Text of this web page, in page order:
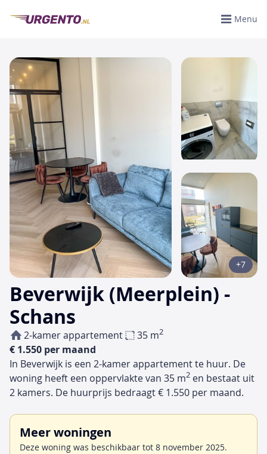
Menu
Beverwijk (Meerplein) -
Schans
2-kamer appartement 35 m2
€ 1.550 per maand
+7
In Beverwijk is een 2-kamer appartement te huur. De
woning heeft een oppervlakte van 35 m2 en bestaat uit
2 kamers. De huurprijs bedraagt € 1.550 per maand.
Meer woningen
Deze woning was beschikbaar tot 8 november 2025.